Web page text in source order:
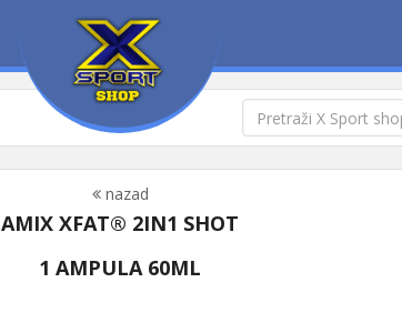
nazad
AMIX XFAT® 2IN1 SHOT
1 AMPULA 60ML